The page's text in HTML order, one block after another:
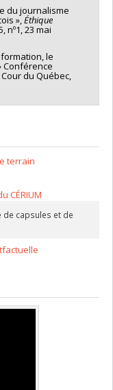
du journalisme
»,Éthique
nº1, 23 mai
le
Conférence
Cour du Québec,
terrain
CÉRIUM
de capsules et de